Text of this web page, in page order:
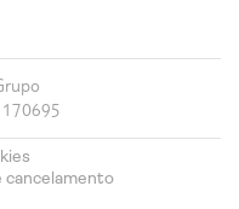
cancelamento